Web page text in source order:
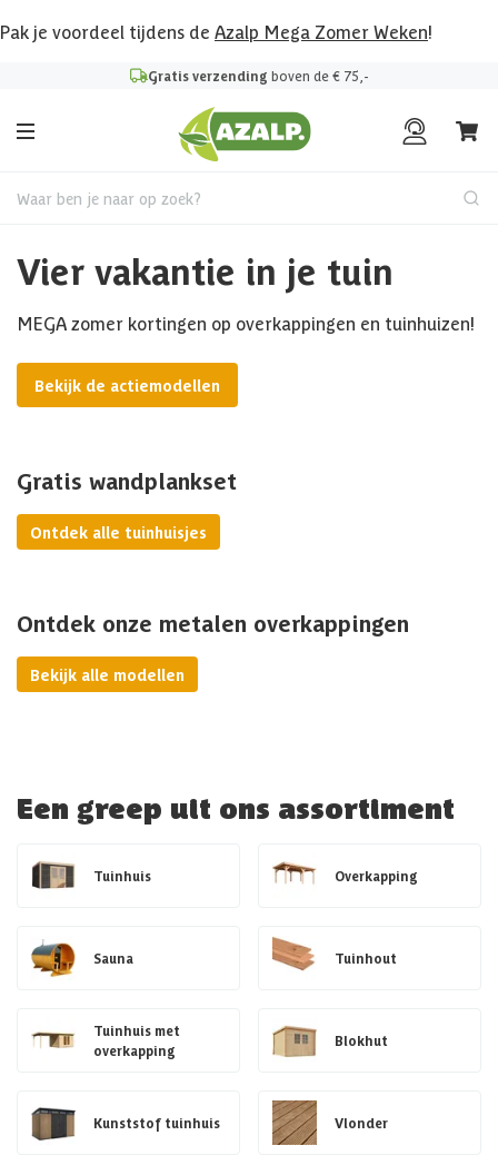
Pak je voordeel tijdens de Azalp Mega Zomer Weken!
Gratis verzending boven de € 75,-
Waar ben je naar op zoek?
Vier vakantie in je tuin
MEGA zomer kortingen op overkappingen en tuinhuizen!
Bekijk de actiemodellen
Gratis wandplankset
Ontdek alle tuinhuisjes
Ontdek onze metalen overkappingen
Bekijk alle modellen
Een greep uit ons assortiment
Tuinhuis Overkapping
Sauna Tuinhout
Tuinhuis met
overkapping
Blokhut
Kunststof tuinhuis Vlonder